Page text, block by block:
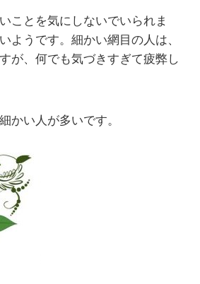
ことを気にしないでいられま
ようです。細かい網目の人は、
が、何でも気づきすぎて疲弊し
かい人が多いです。